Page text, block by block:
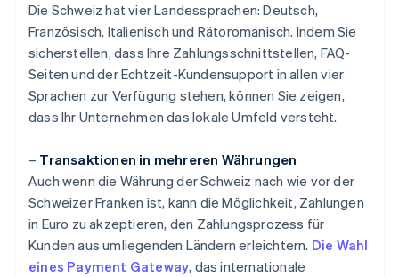
Die Schweiz hat vier Landessprachen: Deutsch,
Französisch, Italienisch und Rätoromanisch. Indem Sie
sicherstellen, dass Ihre Zahlungsschnittstellen, FAQ-
Seiten und der Echtzeit-Kundensupport in allen vier
Sprachen zur Verfügung stehen, können Sie zeigen,
dass Ihr Unternehmen das lokale Umfeld versteht.
– Transaktionen in mehreren Währungen
Auch wenn die Währung der Schweiz nach wie vor der
Schweizer Franken ist, kann die Möglichkeit, Zahlungen
in Euro zu akzeptieren, den Zahlungsprozess für
Kunden aus umliegenden Ländern erleichtern. Die Wahl
eines Payment Gateway, das internationale